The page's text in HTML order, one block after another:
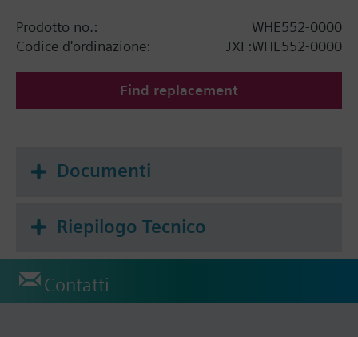
montaggio, da ordinare separatamente.
Prodotto no.:
WHE552-0000
Codice d'ordinazione:
JXF:WHE552-0000
Find replacement
Documenti
Riepilogo Tecnico
Contatti